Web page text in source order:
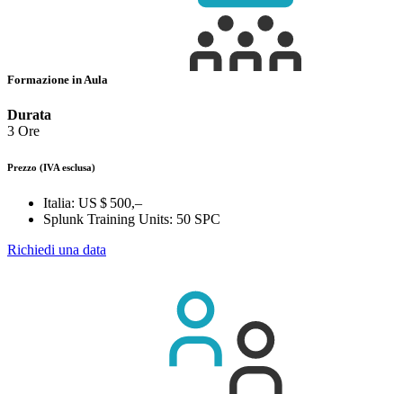
Formazione in Aula
Durata
3 Ore
Prezzo (IVA esclusa)
Italia: US $ 500,–
Splunk Training Units: 50 SPC
Richiedi una data